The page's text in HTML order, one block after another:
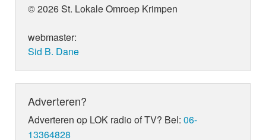
© 2026 St. Lokale Omroep Krimpen
webmaster:
Sid B. Dane
Adverteren?
Adverteren op LOK radio of TV? Bel:06-
13364828